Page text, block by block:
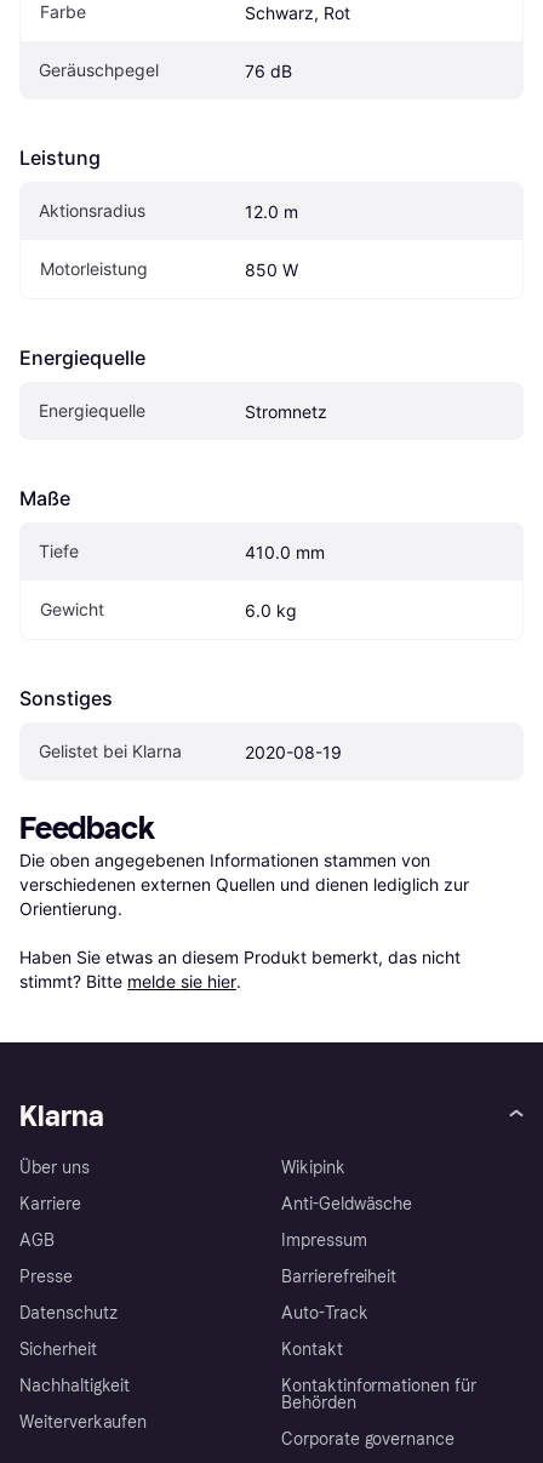
Farbe Schwarz, Rot
Geräuschpegel 76 dB
Leistung
Aktionsradius 12.0 m
Motorleistung 850 W
Energiequelle
Energiequelle Stromnetz
Maße
Tiefe 410.0 mm
Gewicht 6.0 kg
Sonstiges
Gelistet bei Klarna 2020-08-19
Feedback
Die oben angegebenen Informationen stammen von
verschiedenen externen Quellen und dienen lediglich zur
Orientierung.
Haben Sie etwas an diesem Produkt bemerkt, das nicht
stimmt? Bitte melde sie hier.
Klarna
Über uns
Karriere
AGB
Presse
Datenschutz
Sicherheit
Nachhaltigkeit
Weiterverkaufen
Wikipink
Anti-Geldwäsche
Impressum
Barrierefreiheit
Auto-Track
Kontakt
Kontaktinformationen für
Behörden
Corporate governance